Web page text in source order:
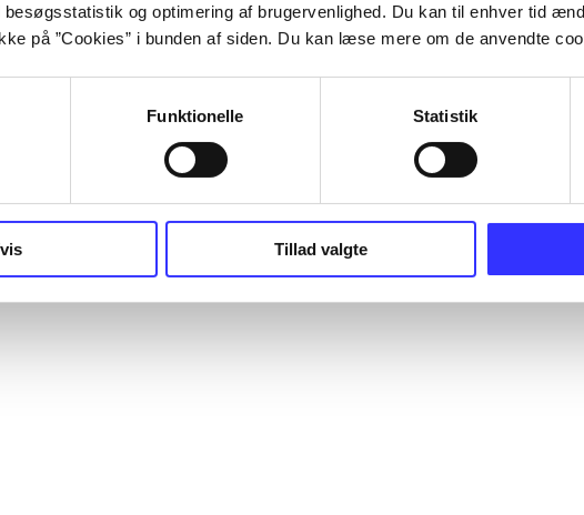
og optimering af brugervenlighed. Du kan til enhver tid
på ”Cookies” i bunden af siden. Du kan læse mere om de anvendte
Funktionelle Statistik
Tillad valgte